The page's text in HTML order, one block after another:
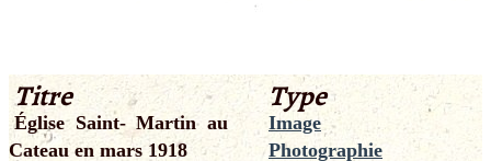
Titre
Église Saint- Martin au
Cateau en mars 1918
Type
Image
Photographie